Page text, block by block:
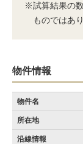
※試算結果の
ものではあ
物件情報
物件名
所在地
沿線情報